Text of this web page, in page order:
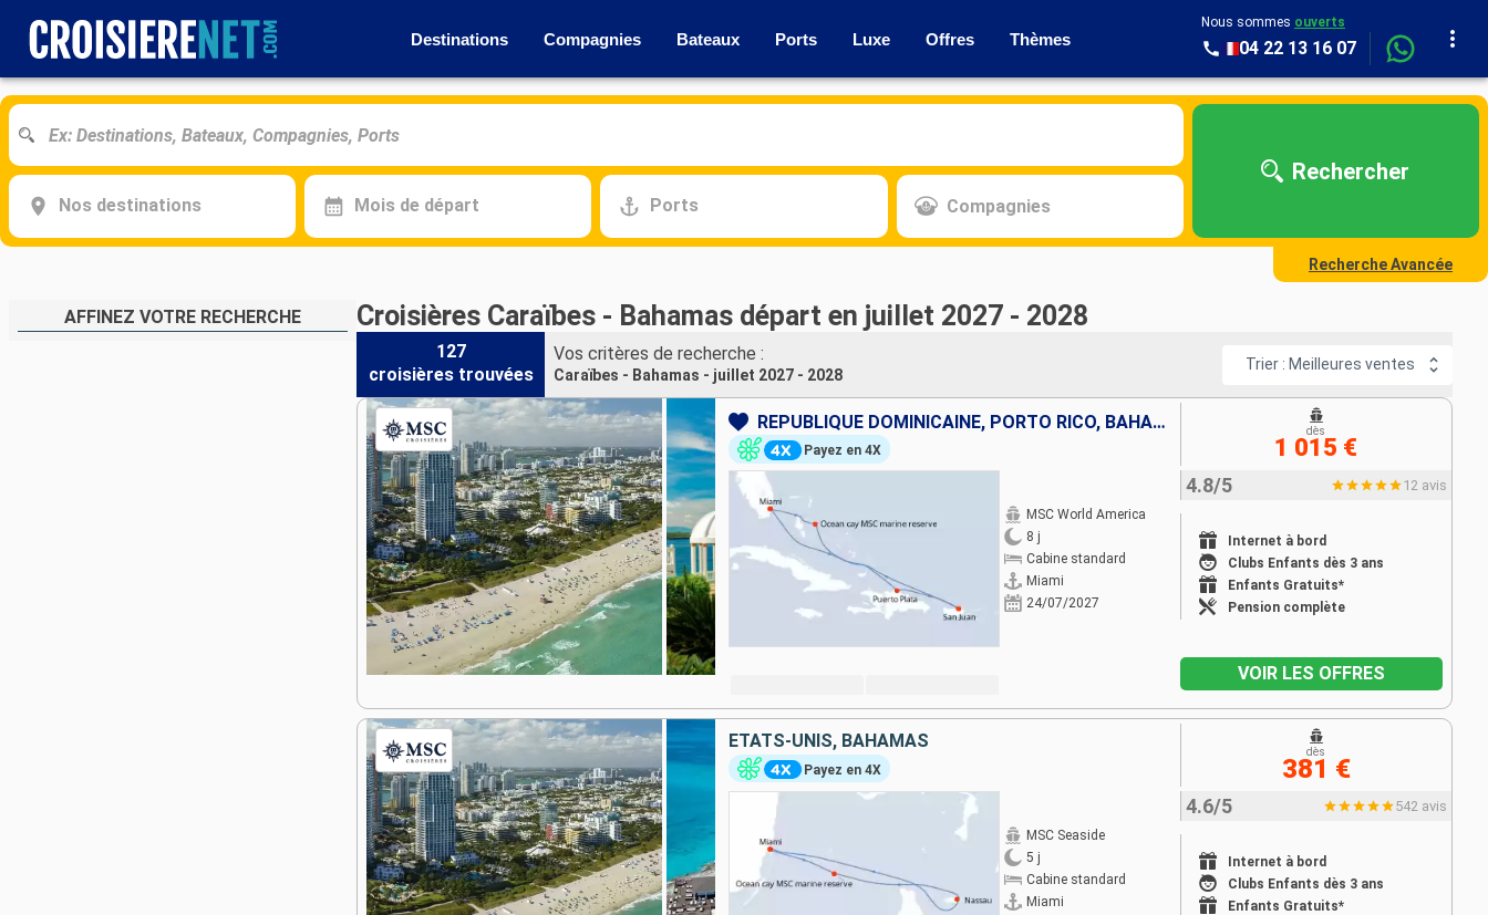
Destinations Compagnies Bateaux Ports Luxe Offres Thèmes
Nous sommes ouverts
04 22 13 16 07
Nos destinations Mois de départ Ports Compagnies
Rechercher
Recherche Avancée
AFFINEZ VOTRE RECHERCHE Croisières Caraïbes - Bahamas départ en juillet 2027 - 2028
127
croisières trouvées
Vos critères de recherche :
Caraïbes - Bahamas - juillet 2027 - 2028
Trier : Meilleures ventes
RÉPUBLIQUE DOMINICAINE, PORTO RICO, BAHAMAS, ÉTATS-UNIS
Payez en 4X
MSC World America
8 j
Cabine standard
Miami
24/07/2027
4.8/5 12 avis
Internet à bord
Clubs Enfants dès 3 ans
Enfants Gratuits*
Pension complète
dès
1 015 €
VOIR LES OFFRES
ÉTATS-UNIS, BAHAMAS
Payez en 4X
MSC Seaside
5 j
Cabine standard
Miami
4.6/5 542 avis
Internet à bord
Clubs Enfants dès 3 ans
Enfants Gratuits*
dès
381 €